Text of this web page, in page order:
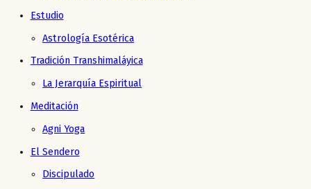
Estudio
Astrología Esotérica
Tradición Transhimaláyica
La Jerarquía Espiritual
Meditación
Agni Yoga
El Sendero
Discipulado